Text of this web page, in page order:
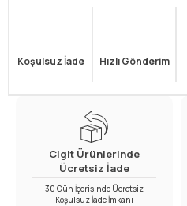
Koşulsuz İade Hızlı Gönderim
Cigit Ürünlerinde
Ücretsiz İade
30 Gün İçerisinde Ücretsiz
Koşulsuz İade İmkanı